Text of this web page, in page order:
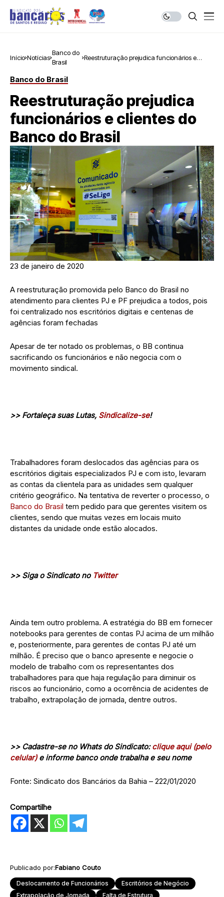
Início Notícias
Banco do
Brasil
Reestruturação prejudica funcionários e
Banco do Brasil
Reestruturação prejudica
funcionários e clientes do
Banco do Brasil
23 de janeiro de 2020
A reestruturação promovida pelo Banco do Brasil no
atendimento para clientes PJ e PF prejudica a todos, pois
foi centralizado nos escritórios digitais e centenas de
agências foram fechadas
Apesar de ter notado os problemas, o BB continua
sacrificando os funcionários e não negocia com o
movimento sindical.
>> Fortaleça suas Lutas, Sindicalize-se!
Trabalhadores foram deslocados das agências para os
escritórios digitais especializados PJ e com isto, levaram
as contas da clientela para as unidades sem qualquer
critério geográfico. Na tentativa de reverter o processo, o
Banco do Brasil tem pedido para que gerentes visitem os
clientes, sendo que muitas vezes em locais muito
distantes da unidade onde estão alocados.
>> Siga o Sindicato no Twitter
Ainda tem outro problema. A estratégia do BB em fornecer
notebooks para gerentes de contas PJ acima de um milhão
e, posteriormente, para gerentes de contas PJ até um
milhão. É preciso que o banco apresente e negocie o
modelo de trabalho com os representantes dos
trabalhadores para que haja regulação para diminuir os
riscos ao funcionário, como a ocorrência de acidentes de
trabalho, extrapolação de jornada, dentre outros.
>> Cadastre-se no Whats do Sindicato:clique aqui (pelo
celular)e informe banco onde trabalha e seu nome
Fonte: Sindicato dos Bancários da Bahia – 222/01/2020
Compartilhe
Publicado por:Fabiano Couto
Deslocamento de Funcionários
Escritórios de Negócio
Extrapolação de Jornada
Falta de Estrutura